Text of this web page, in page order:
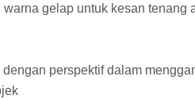
gelap untuk kesan tenang
perspektif dalam